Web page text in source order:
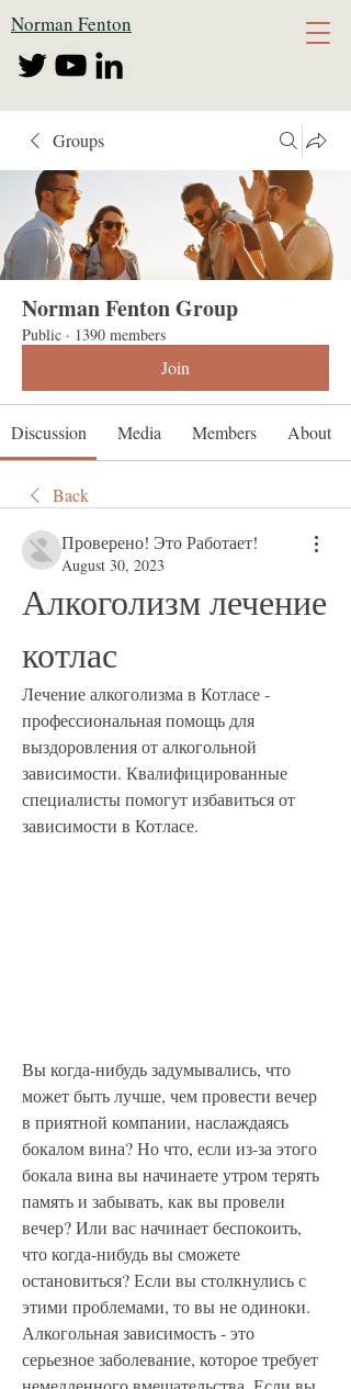
Norman Fenton
Groups
Norman Fenton Group
Public · 1390 members
Join
Discussion Media Members About
Back
Проверено! Это Работает!
August 30, 2023
Алкоголизм лечение
котлас
Лечение алкоголизма в Котласе -
профессиональная помощь для
выздоровления от алкогольной
зависимости. Квалифицированные
специалисты помогут избавиться от
зависимости в Котласе.
Вы когда-нибудь задумывались, что
может быть лучше, чем провести вечер
в приятной компании, наслаждаясь
бокалом вина? Но что, если из-за этого
бокала вина вы начинаете утром терять
память и забывать, как вы провели
вечер? Или вас начинает беспокоить,
что когда-нибудь вы сможете
остановиться? Если вы столкнулись с
этими проблемами, то вы не одиноки.
Алкогольная зависимость - это
серьезное заболевание, которое требует